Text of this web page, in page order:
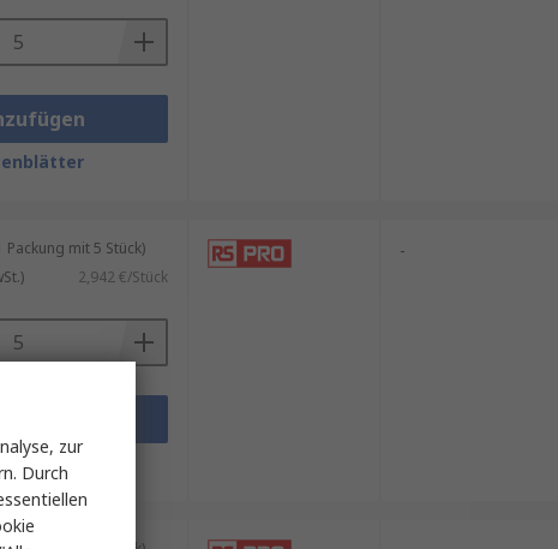
mit 5 Stück)
2,942 €/Stück
-
zur
Durch